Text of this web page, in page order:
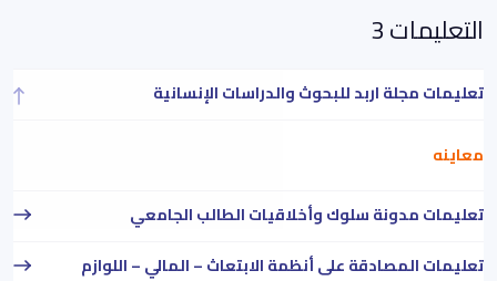
التعليمات 3
تعليمات مجلة اربد للبحوث والدراسات الإنسانية
معاينه
تعليمات مدونة سلوك وأخلاقيات الطالب الجامعي
تعليمات المصادقة على أنظمة الابتعاث – المالي – اللوازم